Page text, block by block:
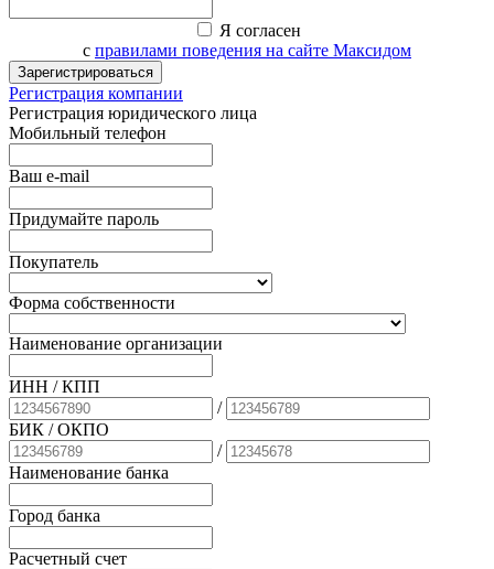
Я согласен
с правилами поведения на сайте Максидом
Зарегистрироваться
Регистрация компании
Регистрация юридического лица
Мобильный телефон
Ваш e-mail
Придумайте пароль
Покупатель
Форма собственности
Наименование организации
ИНН / КПП
/
БИК / ОКПО
/
Наименование банка
Город банка
Расчетный счет